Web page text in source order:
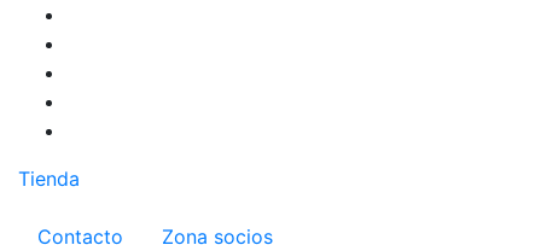
Pasar
contenido
principal
Tienda
Menú del compte d'usuari
Contacto
Zona socios